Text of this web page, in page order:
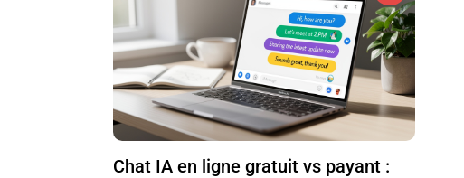
Chat IA en ligne gratuit vs payant :